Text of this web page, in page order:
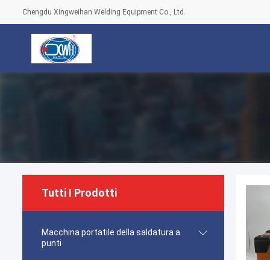
Chengdu Xingweihan Welding Equipment Co., Ltd.
Tutti I Prodotti
Macchina portatile della saldatura a
punti